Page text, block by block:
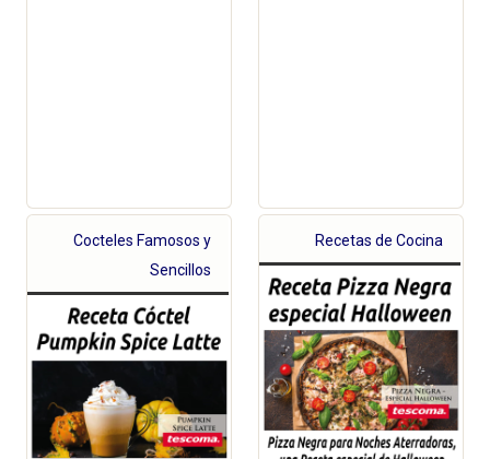
Cocteles Famosos y
Sencillos
Recetas de Cocina